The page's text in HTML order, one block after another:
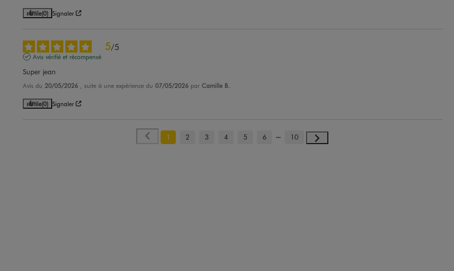
Utile(0) Signaler
5/5
Avis vérifié et récompensé
Super jean
Avis du 20/05/2026 , suite à une expérience du 07/05/2026 par Camille B.
Utile(0) Signaler
1 2 3 4 5 6 10